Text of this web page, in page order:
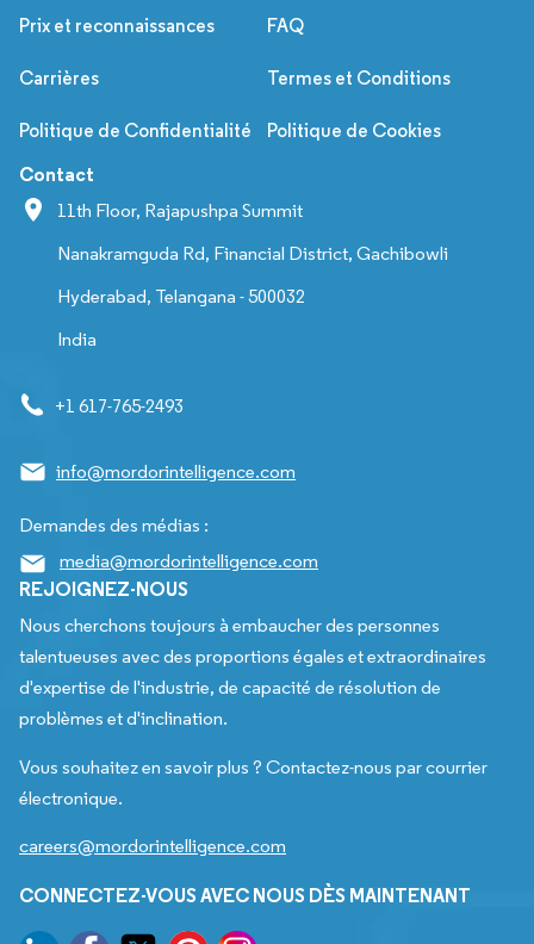
Prix et reconnaissances FAQ
Carrières Termes et Conditions
Politique de Confidentialité Politique de Cookies
Contact
11th Floor, Rajapushpa Summit
Nanakramguda Rd, Financial District, Gachibowli
Hyderabad, Telangana - 500032
India
+1 617-765-2493
info@mordorintelligence.com
Demandes des médias :
media@mordorintelligence.com
REJOIGNEZ-NOUS
Nous cherchons toujours à embaucher des personnes
talentueuses avec des proportions égales et extraordinaires
d'expertise de l'industrie, de capacité de résolution de
problèmes et d'inclination.
Vous souhaitez en savoir plus ? Contactez-nous par courrier
électronique.
careers@mordorintelligence.com
CONNECTEZ-VOUS AVEC NOUS DÈS MAINTENANT